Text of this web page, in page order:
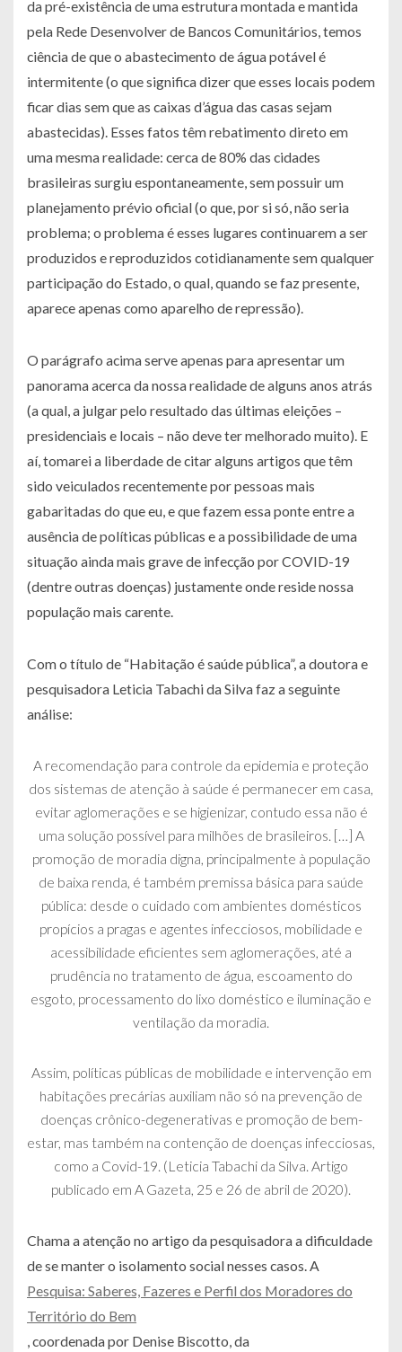
da pré-existência de uma estrutura montada e mantida
pela Rede Desenvolver de Bancos Comunitários, temos
ciência de que o abastecimento de água potável é
intermitente (o que significa dizer que esses locais podem
ficar dias sem que as caixas d’água das casas sejam
abastecidas). Esses fatos têm rebatimento direto em
uma mesma realidade: cerca de 80% das cidades
brasileiras surgiu espontaneamente, sem possuir um
planejamento prévio oficial (o que, por si só, não seria
problema; o problema é esses lugares continuarem a ser
produzidos e reproduzidos cotidianamente sem qualquer
participação do Estado, o qual, quando se faz presente,
aparece apenas como aparelho de repressão).
O parágrafo acima serve apenas para apresentar um
panorama acerca da nossa realidade de alguns anos atrás
(a qual, a julgar pelo resultado das últimas eleições –
presidenciais e locais – não deve ter melhorado muito). E
aí, tomarei a liberdade de citar alguns artigos que têm
sido veiculados recentemente por pessoas mais
gabaritadas do que eu, e que fazem essa ponte entre a
ausência de políticas públicas e a possibilidade de uma
situação ainda mais grave de infecção por COVID-19
(dentre outras doenças) justamente onde reside nossa
população mais carente.
Com o título de “Habitação é saúde pública”, a doutora e
pesquisadora Leticia Tabachi da Silva faz a seguinte
análise:
A recomendação para controle da epidemia e proteção
dos sistemas de atenção à saúde é permanecer em casa,
evitar aglomerações e se higienizar, contudo essa não é
uma solução possível para milhões de brasileiros. […] A
promoção de moradia digna, principalmente à população
de baixa renda, é também premissa básica para saúde
pública: desde o cuidado com ambientes domésticos
propícios a pragas e agentes infecciosos, mobilidade e
acessibilidade eficientes sem aglomerações, até a
prudência no tratamento de água, escoamento do
esgoto, processamento do lixo doméstico e iluminação e
ventilação da moradia.
Assim, políticas públicas de mobilidade e intervenção em
habitações precárias auxiliam não só na prevenção de
doenças crônico-degenerativas e promoção de bem-
estar, mas também na contenção de doenças infecciosas,
como a Covid-19. (Leticia Tabachi da Silva. Artigo
publicado em A Gazeta, 25 e 26 de abril de 2020).
Chama a atenção no artigo da pesquisadora a dificuldade
de se manter o isolamento social nesses casos. A
Pesquisa: Saberes, Fazeres e Perfil dos Moradores do
Território do Bem
, coordenada por Denise Biscotto, da